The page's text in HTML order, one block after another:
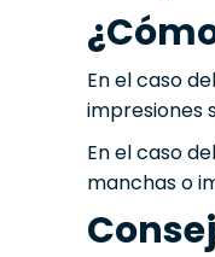
En el caso
impresiones
En el caso
manchas o